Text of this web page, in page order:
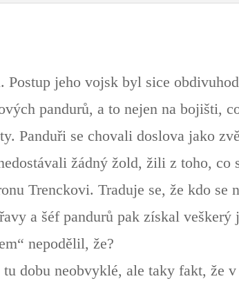
Postup jeho vojsk byl sice
pandurů, a to nejen na bojišti,
Panduři se chovali doslova jako
žádný žold, žili z toho, co
Trenckovi. Traduje se, že kdo
a šéf pandurů pak získal
nepodělil, že?
dobu neobvyklé, ale taky fakt, že